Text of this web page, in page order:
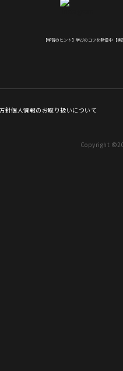
【学習のヒント】学びのコツを発信中 【
針個人情報のお取り扱いについて
Copyright